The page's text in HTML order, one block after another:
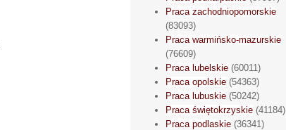
Praca zachodniopomorskie
(83093)
Praca warmińsko-mazurskie
(76609)
Praca lubelskie (60011)
Praca opolskie (54363)
Praca lubuskie (50242)
Praca świętokrzyskie (41184)
Praca podlaskie (36341)